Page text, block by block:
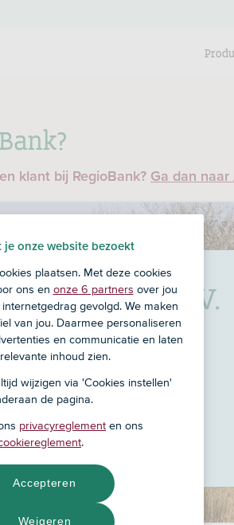
klant bij RegioBank? Ga dan naar
B.V.
je onze website bezoekt
plaatsen. Met deze cookies
ons en onze 6 partners over jou
gevolgd. We maken
van jou. Daarmee personaliseren
en communicatie en laten
inhoud zien.
wijzigen via 'Cookies instellen'
de pagina.
privacyreglement en ons
.
Weigeren
Accepteren